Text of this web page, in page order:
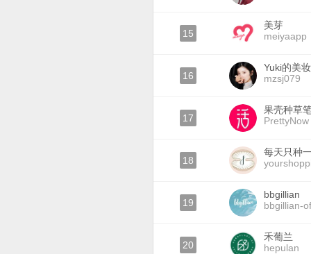
15
美芽
meiyaapp
16
Yuki的美
mzsj079
17
果壳种草
PrettyNow
18
每天只种
19
bbgillian
bbgillian-
20
禾葡兰
hepulan